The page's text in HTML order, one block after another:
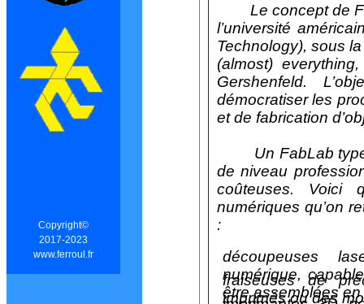
Copyright©
2017-2023
www.ferroul.fr
Le concept de
l’université
Technology), sous
(almost)
Gershenfeld.
démocratiser les
et de fabrication
Un FabLab type
de niveau
coûteuses. Voici
numériques qu’on
:
découpeuses
numérique,
être assemblées
fraiseuses de
imprimés ou des